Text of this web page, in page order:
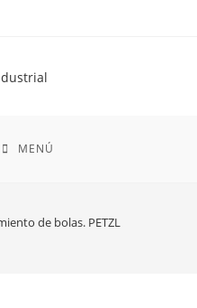
MENÚ
de bolas. PETZL